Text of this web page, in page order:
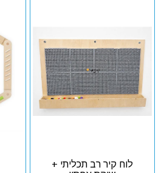
לוח קיר רב תכליתי +